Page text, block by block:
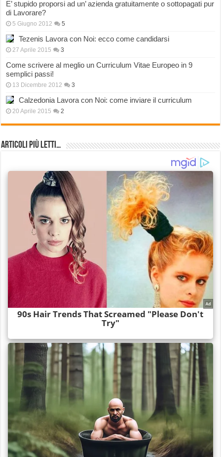
E’ stupido proporsi ad un’ azienda gratuitamente o sottopagati pur
di Lavorare?
5 Giugno 2012 5
Tezenis Lavora con Noi: ecco come candidarsi
27 Aprile 2015 3
Come scrivere al meglio un Curriculum Vitae Europeo in 9
semplici passi!
13 Dicembre 2012 3
Calzedonia Lavora con Noi: come inviare il curriculum
20 Aprile 2015 2
Articoli più Letti…